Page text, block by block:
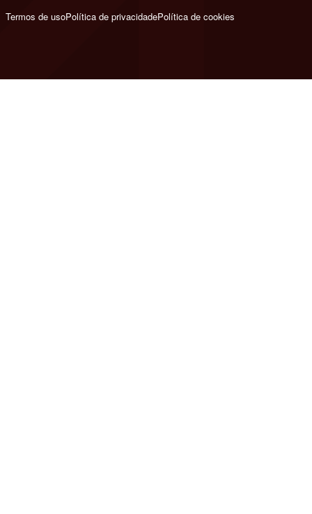
Termos de usoPolítica de privacidadePolítica de cookies